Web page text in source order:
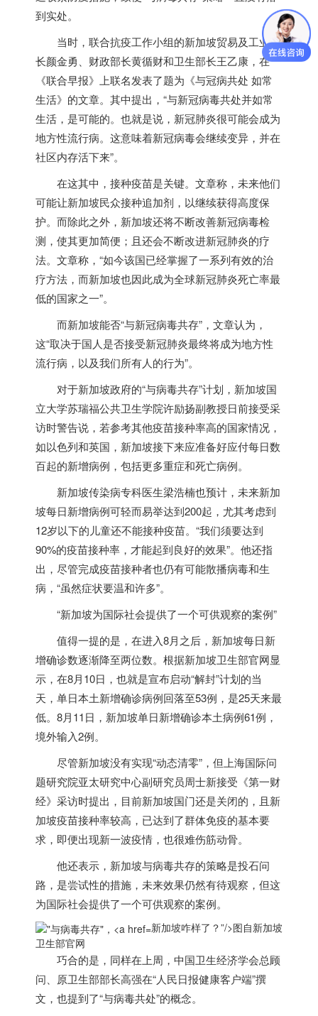
到实处。
当时，联合抗疫工作小组的新加坡贸易及工业部
长颜金勇、财政部长黄循财和卫生部长王乙康，在
《联合早报》上联名发表了题为《与冠病共处 如常
生活》的文章。其中提出，“与新冠病毒共处并如常
生活，是可能的。也就是说，新冠肺炎很可能会成为
地方性流行病。这意味着新冠病毒会继续变异，并在
社区内存活下来”。
在这其中，接种疫苗是关键。文章称，未来他们
可能让新加坡民众接种追加剂，以继续获得高度保
护。而除此之外， 新加坡还将不断改善新冠病毒检
测，使其更加简便；且还会不断改进新冠肺炎的疗
法。文章称，“如今该国已经掌握了一系列有效的治
疗方法，而新加坡也因此成为全球新冠肺炎死亡率最
低的国家之一”。
而新加坡能否“与新冠病毒共存”，文章认为，
这“取决于国人是否接受新冠肺炎最终将成为地方性
流行病，以及我们所有人的行为”。
对于新加坡政府的“与病毒共存”计划， 新加坡国
立大学苏瑞福公共卫生学院许励扬副教授日前接受采
访时警告说，若参考其他疫苗接种率高的国家情况，
如以色列和英国， 新加坡接下来应准备好应付每日数
百起的新增病例，包括更多重症和死亡病例。
新加坡传染病专科医生梁浩楠也预计，未来新加
坡每日新增病例可轻而易举达到200起，尤其考虑到
12岁以下的儿童还不能接种疫苗。“我们须要达到
90%的疫苗接种率，才能起到良好的效果”。他还指
出，尽管完成疫苗接种者也仍有可能散播病毒和生
病，“虽然症状要温和许多”。
“新加坡为国际社会提供了一个可供观察的案例”
值得一提的是，在进入8月之后， 新加坡每日新
增确诊数逐渐降至两位数。根据新加坡卫生部官网显
示，在8月10日，也就是宣布启动“解封”计划的当
天，单日本土新增确诊病例回落至53例，是25天来最
低。8月11日， 新加坡单日新增确诊本土病例61例，
境外输入2例。
尽管新加坡没有实现“动态清零”，但上海国际问
题研究院亚太研究中心副研究员周士新接受《第一财
经》采访时提出，目前新加坡国门还是关闭的，且新
加坡疫苗接种率较高，已达到了群体免疫的基本要
求，即便出现新一波疫情，也很难伤筋动骨。
他还表示， 新加坡与病毒共存的策略是投石问
路，是尝试性的措施，未来效果仍然有待观察，但这
为国际社会提供了一个可供观察的案例。
新加坡咋样了？”/>图自新加坡
卫生部官网
巧合的是，同样在上周，中国卫生经济学会总顾
问、原卫生部部长高强在“人民日报健康客户端”撰
文，也提到了“与病毒共处”的概念。